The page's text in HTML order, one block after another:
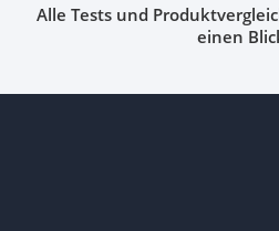
Alle Tests und
einen